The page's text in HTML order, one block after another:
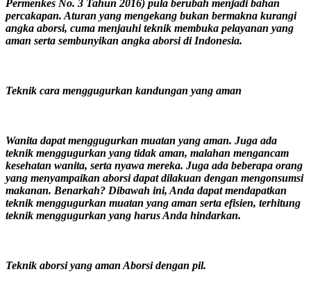
Permenkes No. 3 Tahun 2016) pula berubah menjadi bahan
percakapan. Aturan yang mengekang bukan bermakna kurangi
angka aborsi, cuma menjauhi teknik membuka pelayanan yang
aman serta sembunyikan angka aborsi di Indonesia.
Teknik cara menggugurkan kandungan yang aman
Wanita dapat menggugurkan muatan yang aman. Juga ada
teknik menggugurkan yang tidak aman, malahan mengancam
kesehatan wanita, serta nyawa mereka. Juga ada beberapa orang
yang menyampaikan aborsi dapat dilakuan dengan mengonsumsi
makanan. Benarkah? Dibawah ini, Anda dapat mendapatkan
teknik menggugurkan muatan yang aman serta efisien, terhitung
teknik menggugurkan yang harus Anda hindarkan.
Teknik aborsi yang aman Aborsi dengan pil.